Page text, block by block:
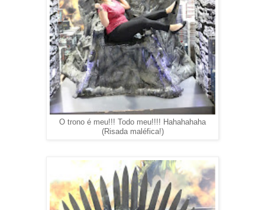
O trono é meu!!! Todo meu!!!! Hahahahaha
(Risada maléfica!)